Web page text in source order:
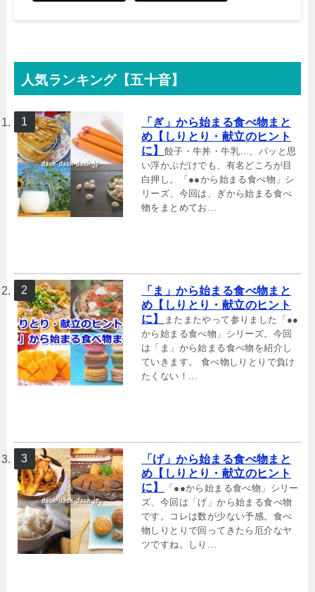
人気ランキング【五十音】
「ぎ」から始まる食べ物まと
め【しりとり・献立のヒント
に】 餃子・牛丼・牛乳…、パッと思
い浮かぶだけでも、有名どころが目
白押し。「●●から始まる食べ物」シ
リーズ、今回は、ぎから始まる食べ
物をまとめてお...
「ま」から始まる食べ物まと
め【しりとり・献立のヒント
に】
またまたやって参りました「●●
から始まる食べ物」シリーズ。今回
は「ま」から始まる食べ物を紹介し
ていきます。 食べ物しりとりで負け
たくない！...
「げ」から始まる食べ物まと
め【しりとり・献立のヒント
に】
「●●から始まる食べ物」シリー
ズ、今回は「げ」から始まる食べ物
です。コレは数が少ない予感。食べ
物しりとりで回ってきたら厄介なヤ
ツですね。しり...